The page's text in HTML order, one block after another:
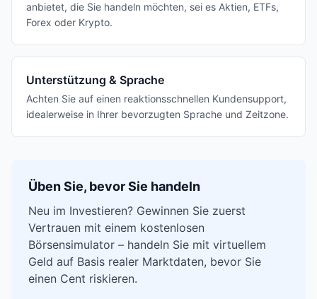
anbietet, die Sie handeln möchten, sei es Aktien, ETFs,
Forex oder Krypto.
Unterstützung & Sprache
Achten Sie auf einen reaktionsschnellen Kundensupport,
idealerweise in Ihrer bevorzugten Sprache und Zeitzone.
Üben Sie, bevor Sie handeln
Neu im Investieren? Gewinnen Sie zuerst
Vertrauen mit einem kostenlosen
Börsensimulator – handeln Sie mit virtuellem
Geld auf Basis realer Marktdaten, bevor Sie
einen Cent riskieren.